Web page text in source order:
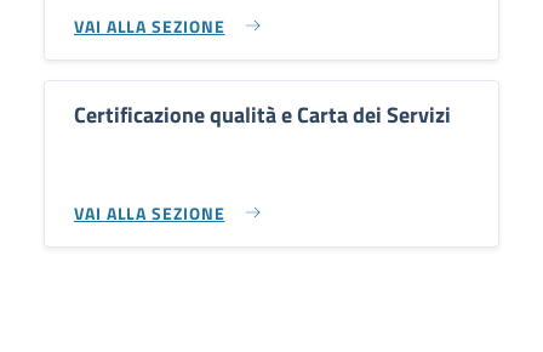
VAI ALLA SEZIONE
Certificazione qualità e Carta dei Servizi
VAI ALLA SEZIONE